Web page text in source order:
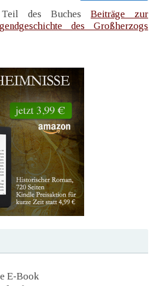
des Buches Beiträge zur
des Großherzogs
E-Book